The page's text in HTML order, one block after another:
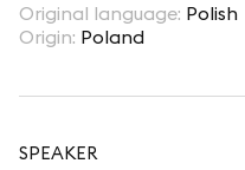
Original language: Polish
Origin: Poland
SPEAKER